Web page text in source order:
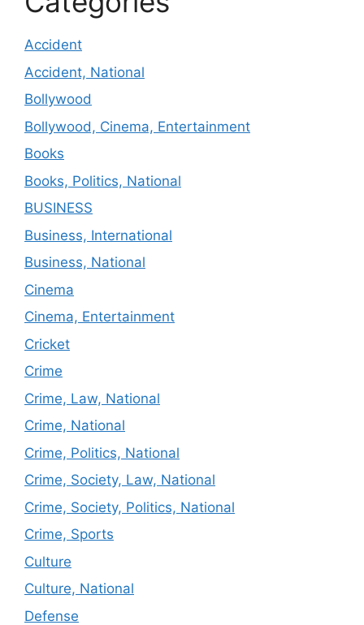
Accident
Accident, National
Bollywood
Bollywood, Cinema, Entertainment
Books
Books, Politics, National
BUSINESS
Business, International
Business, National
Cinema
Cinema, Entertainment
Cricket
Crime
Crime, Law, National
Crime, National
Crime, Politics, National
Crime, Society, Law, National
Crime, Society, Politics, National
Crime, Sports
Culture
Culture, National
Defense